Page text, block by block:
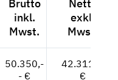
Brutto
inkl.
Mwst.
Netto
exkl.
Mwst.
50.350,-
- €
42.311,--
€